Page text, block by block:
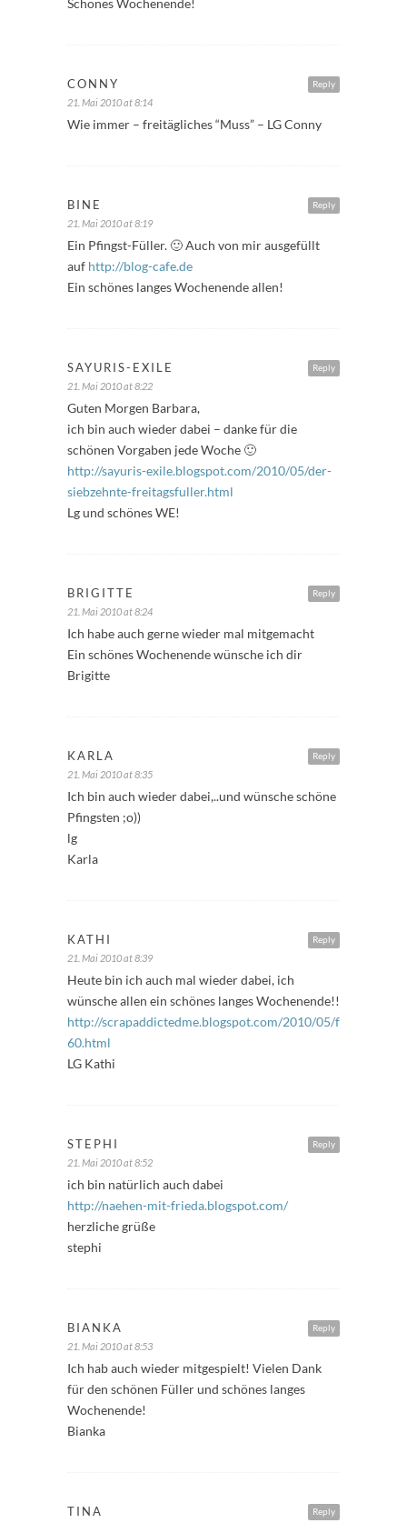
Schönes Wochenende!
Reply
CONNY
21. Mai 2010 at 8:14
Wie immer – freitägliches “Muss” – LG Conny
Reply
BINE
21. Mai 2010 at 8:19
Ein Pfingst-Füller. 🙂 Auch von mir ausgefüllt
auf http://blog-cafe.de
Ein schönes langes Wochenende allen!
Reply
SAYURIS-EXILE
21. Mai 2010 at 8:22
Guten Morgen Barbara,
ich bin auch wieder dabei – danke für die
schönen Vorgaben jede Woche 🙂
http://sayuris-exile.blogspot.com/2010/05/der-
siebzehnte-freitagsfuller.html
Lg und schönes WE!
Reply
BRIGITTE
21. Mai 2010 at 8:24
Ich habe auch gerne wieder mal mitgemacht
Ein schönes Wochenende wünsche ich dir
Brigitte
Reply
KARLA
21. Mai 2010 at 8:35
Ich bin auch wieder dabei,..und wünsche schöne
Pfingsten ;o))
lg
Karla
Reply
KATHI
21. Mai 2010 at 8:39
Heute bin ich auch mal wieder dabei, ich
wünsche allen ein schönes langes Wochenende!!
http://scrapaddictedme.blogspot.com/2010/05/
60.html
LG Kathi
Reply
STEPHI
21. Mai 2010 at 8:52
ich bin natürlich auch dabei
http://naehen-mit-frieda.blogspot.com/
herzliche grüße
stephi
Reply
BIANKA
21. Mai 2010 at 8:53
Ich hab auch wieder mitgespielt! Vielen Dank
für den schönen Füller und schönes langes
Wochenende!
Bianka
Reply
TINA